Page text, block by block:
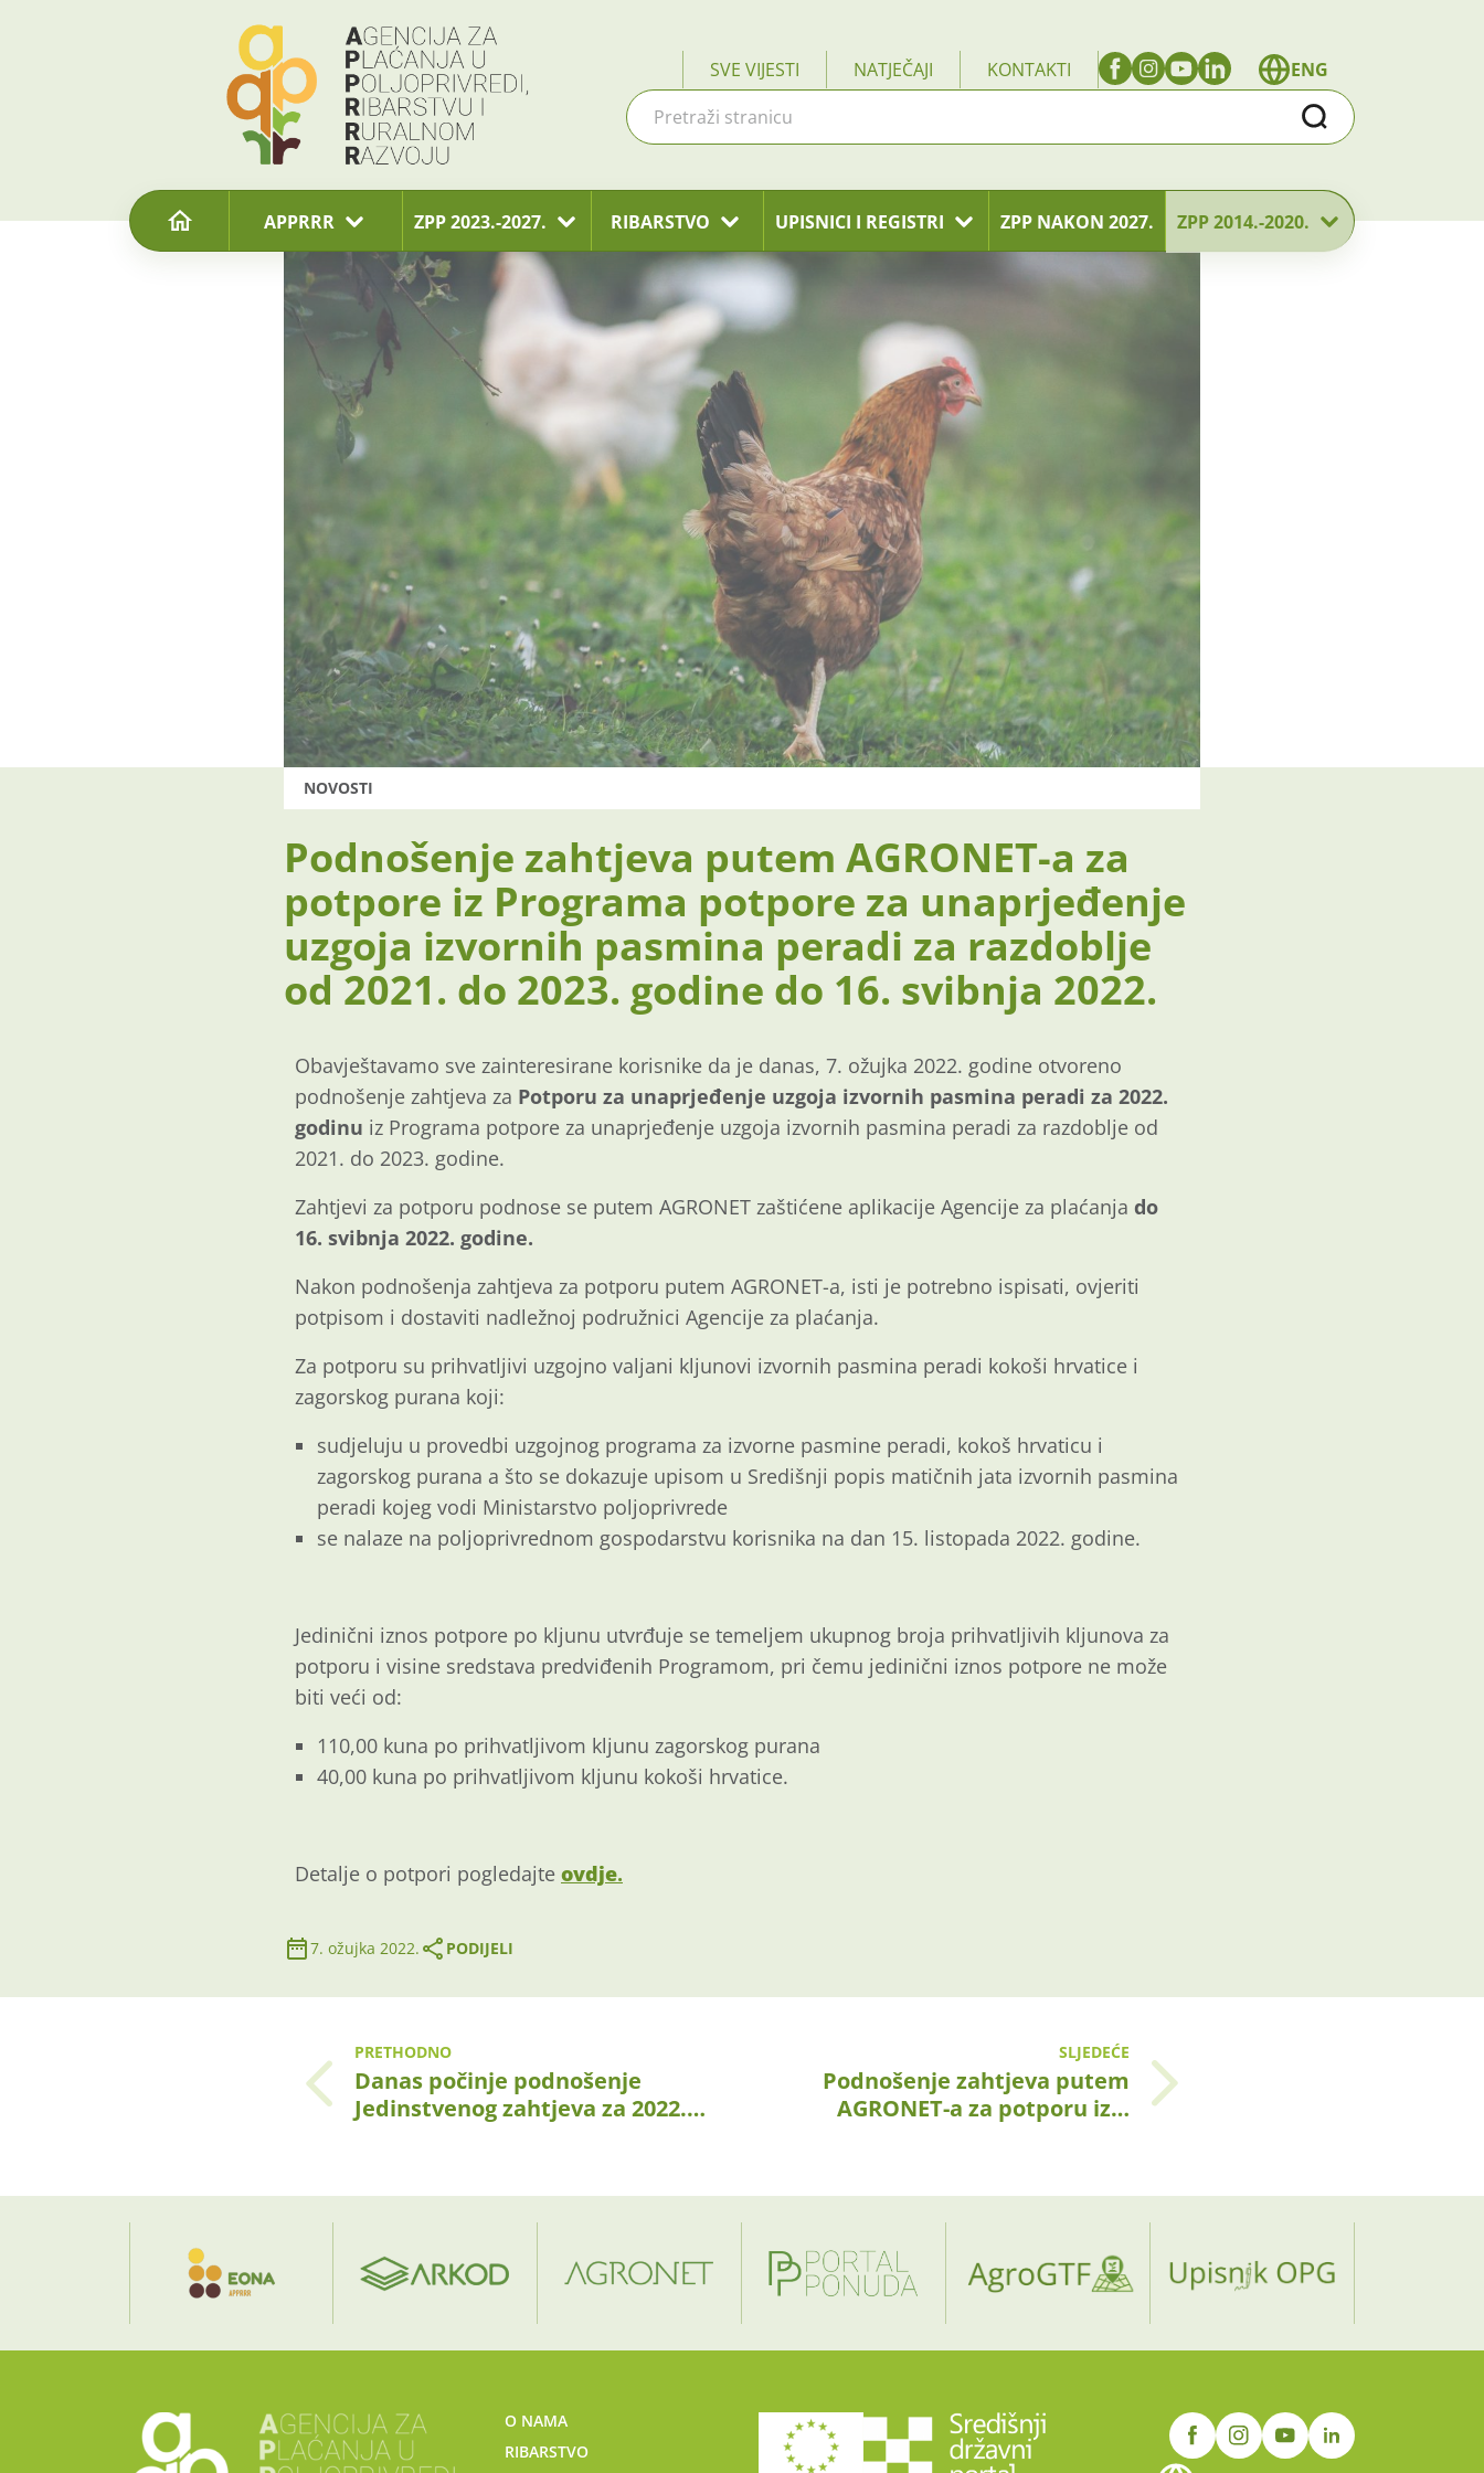
SVE VIJESTI NATJEČAJI KONTAKTI
ENG
Traži
APPRRR ZPP 2023.-2027. RIBARSTVO UPISNICI I REGISTRI ZPP NAKON 2027. ZPP 2014.-2020.
NOVOSTI
Podnošenje zahtjeva putem AGRONET-a za
potpore iz Programa potpore za unaprjeđenje
uzgoja izvornih pasmina peradi za razdoblje
od 2021. do 2023. godine do 16. svibnja 2022.
Obavještavamo sve zainteresirane korisnike da je danas, 7. ožujka 2022. godine otvoreno
podnošenje zahtjeva za Potporu za unaprjeđenje uzgoja izvornih pasmina peradi za 2022.
godinu iz Programa potpore za unaprjeđenje uzgoja izvornih pasmina peradi za razdoblje od
2021. do 2023. godine.
Zahtjevi za potporu podnose se putem AGRONET zaštićene aplikacije Agencije za plaćanja do
16. svibnja 2022. godine.
Nakon podnošenja zahtjeva za potporu putem AGRONET-a, isti je potrebno ispisati, ovjeriti
potpisom i dostaviti nadležnoj podružnici Agencije za plaćanja.
Za potporu su prihvatljivi uzgojno valjani kljunovi izvornih pasmina peradi kokoši hrvatice i
zagorskog purana koji:
sudjeluju u provedbi uzgojnog programa za izvorne pasmine peradi, kokoš hrvaticu i
zagorskog purana a što se dokazuje upisom u Središnji popis matičnih jata izvornih pasmina
peradi kojeg vodi Ministarstvo poljoprivrede
se nalaze na poljoprivrednom gospodarstvu korisnika na dan 15. listopada 2022. godine.
Jedinični iznos potpore po kljunu utvrđuje se temeljem ukupnog broja prihvatljivih kljunova za
potporu i visine sredstava predviđenih Programom, pri čemu jedinični iznos potpore ne može
biti veći od:
110,00 kuna po prihvatljivom kljunu zagorskog purana
40,00 kuna po prihvatljivom kljunu kokoši hrvatice.
Detalje o potpori pogledajte ovdje.
7. ožujka 2022. PODIJELI
PRETHODNO
Danas počinje podnošenje
Jedinstvenog zahtjeva za 2022.…
SLJEDEĆE
Podnošenje zahtjeva putem
AGRONET-a za potporu iz…
O NAMA
RIBARSTVO